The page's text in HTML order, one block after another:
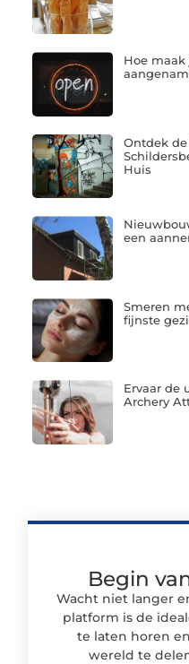
Hoe
Ontdek
Huis
een
Smeren
fijnste
Ervaar de
Archery
Begin
Wacht niet langer
platform is de
te laten horen
wereld te